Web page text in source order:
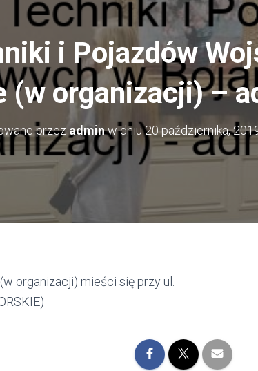
i Pojazdów
(w organizacji) –
przezadminw dniu20 października,
organizacji) mieści się przy ul.